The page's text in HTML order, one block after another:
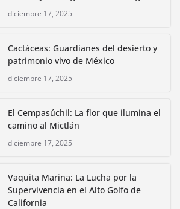
diciembre 17, 2025
Cactáceas: Guardianes del desierto y
patrimonio vivo de México
diciembre 17, 2025
El Cempasúchil: La flor que ilumina el
camino al Mictlán
diciembre 17, 2025
Vaquita Marina: La Lucha por la
Supervivencia en el Alto Golfo de
California